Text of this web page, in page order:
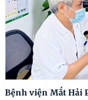
Bệnh viện Mắt Hải